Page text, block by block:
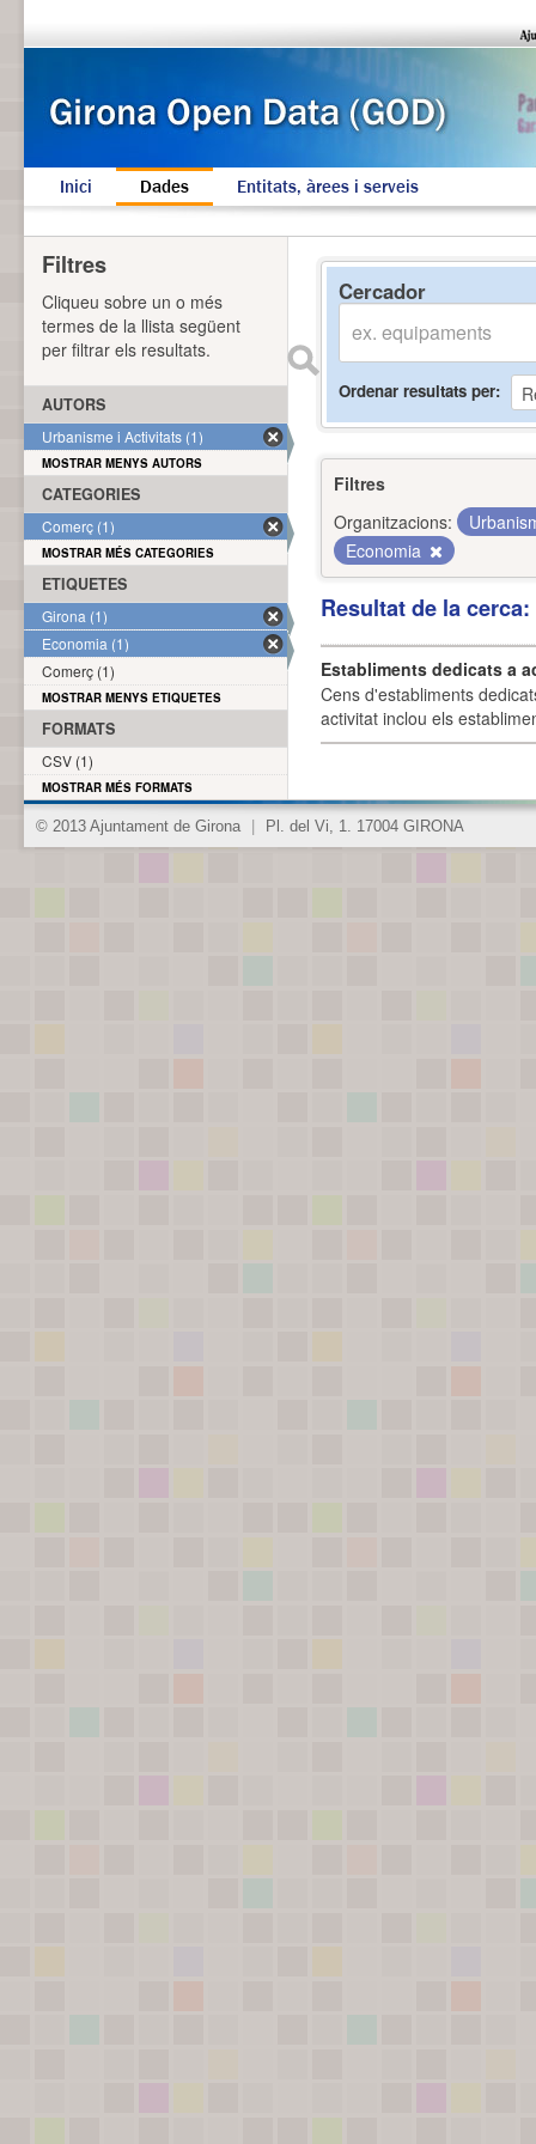
Inici Dades Entitats, àrees i serveis
Cercador
Ordenar resultats per
Filtres
Organitzacions:
Economia
Resultat de la
Establiments dedicats a
Cens d'establiments
activitat inclou els
Filtres
Cliqueu sobre un o més
termes de la llista següent
per filtrar els resultats.
AUTORS
Urbanisme i Activitats (1)
MOSTRAR MENYS AUTORS
CATEGORIES
Comerç (1)
MOSTRAR MÉS CATEGORIES
ETIQUETES
Girona (1)
Economia (1)
Comerç (1)
MOSTRAR MENYS ETIQUETES
FORMATS
CSV (1)
MOSTRAR MÉS FORMATS
© 2013 Ajuntament de Girona Pl. del Vi, 1. 17004 GIRONA